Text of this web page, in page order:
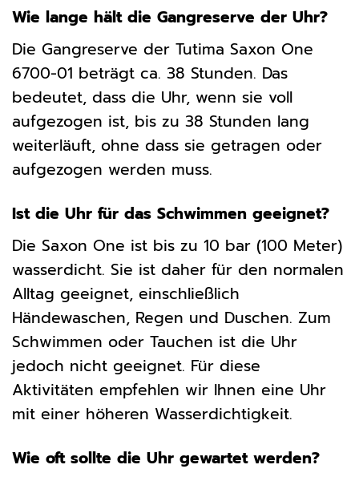
Wie lange hält die Gangreserve der Uhr?
Die Gangreserve der Tutima Saxon One
6700-01 beträgt ca. 38 Stunden. Das
bedeutet, dass die Uhr, wenn sie voll
aufgezogen ist, bis zu 38 Stunden lang
weiterläuft, ohne dass sie getragen oder
aufgezogen werden muss.
Ist die Uhr für das Schwimmen geeignet?
Die Saxon One ist bis zu 10 bar (100 Meter)
wasserdicht. Sie ist daher für den normalen
Alltag geeignet, einschließlich
Händewaschen, Regen und Duschen. Zum
Schwimmen oder Tauchen ist die Uhr
jedoch nicht geeignet. Für diese
Aktivitäten empfehlen wir Ihnen eine Uhr
mit einer höheren Wasserdichtigkeit.
Wie oft sollte die Uhr gewartet werden?